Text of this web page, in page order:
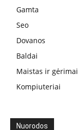
Gamta
Seo
Dovanos
Baldai
Maistas ir gėrimai
Kompiuteriai
Nuorodos